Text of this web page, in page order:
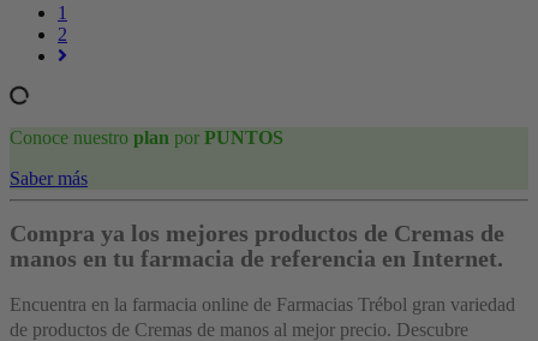
1
2
Conoce nuestro plan por PUNTOS
Saber más
Compra ya los mejores productos de Cremas de
manos en tu farmacia de referencia en Internet.
Encuentra en la farmacia online de Farmacias Trébol gran variedad
de productos de Cremas de manos al mejor precio. Descubre